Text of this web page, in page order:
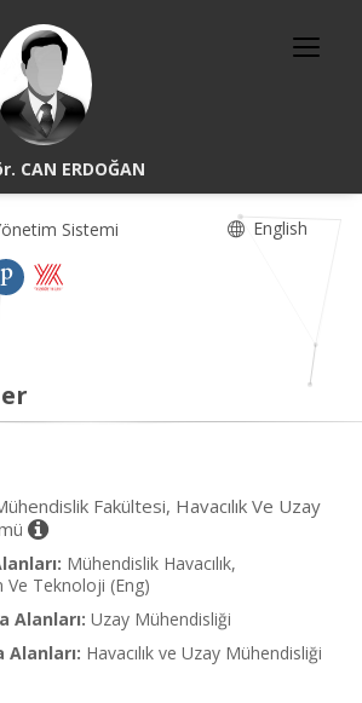
CAN ERDOĞAN
Sistemi English
Fakültesi, Havacılık Ve Uzay
Mühendislik Havacılık,
Ve Teknoloji (Eng)
Alanları: Uzay Mühendisliği
Alanları: Havacılık ve Uzay Mühendisliği